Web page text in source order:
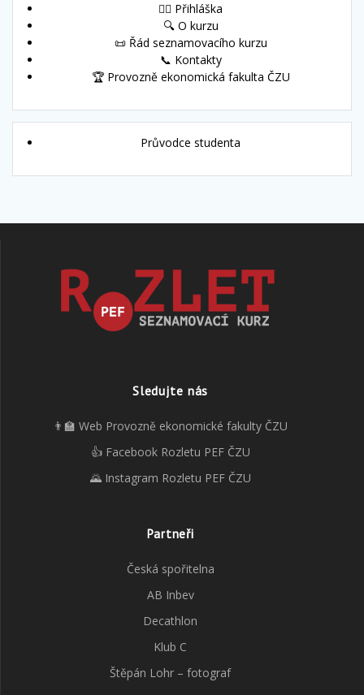
🙋‍♀️ Přihláška
🔍 O kurzu
📜 Řád seznamovacího kurzu
📞 Kontakty
🏆 Provozně ekonomická fakulta ČZU
Průvodce studenta
Sledujte nás
👨‍🏫 Web Provozně ekonomické fakulty ČZU
👍 Facebook Rozletu PEF ČZU
🌄 Instagram Rozletu PEF ČZU
Partneři
Česká spořitelna
AB Inbev
Decathlon
Klub C
Štěpán Lohr – fotograf